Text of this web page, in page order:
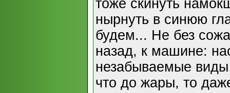
тоже скинуть
нырнуть в синюю
будем... Не без
назад, к машине:
незабываемые виды
что до жары, то